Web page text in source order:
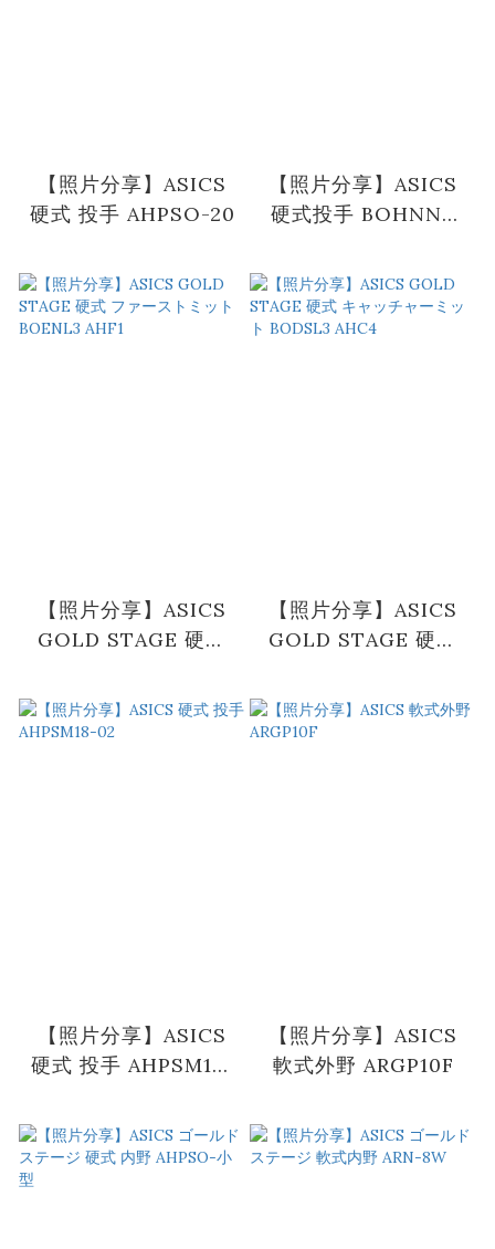
【照片分享】ASICS
硬式 投手 AHPSO-20
【照片分享】ASICS
硬式投手 BOHNN3
2019(シカゴカブス)
【照片分享】ASICS
GOLD STAGE 硬式
BOENL3 AHF1
【照片分享】ASICS
GOLD STAGE 硬式
BODSL3 AHC4
【照片分享】ASICS
硬式 投手 AHPSM18-
【照片分享】ASICS
軟式外野 ARGP10F